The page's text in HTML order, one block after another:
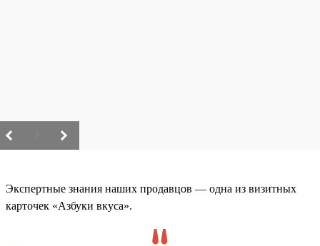
Экспертные знания наших продавцов — одна из визитных
карточек «Азбуки вкуса».